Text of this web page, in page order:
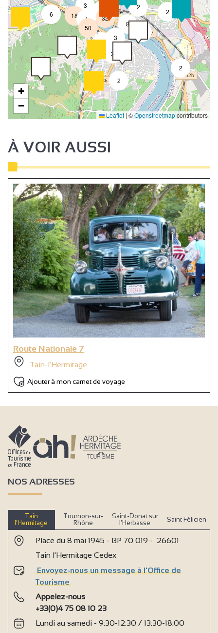
2
2
2
2
2
8
6
3
4
18
2
8
3
50
32
+
−
Leaflet | ©Openstreetmapcontributors
À VOIR AUSSI
Route Nationale 7
Tain-l'Hermitage
Ajouter à mon carnet de voyage
NOS ADRESSES
Tain
l’Hermitage
Tournon-sur-
Rhône
Saint-Donat sur
l’Herbasse
Saint Félicien
Place du 8 mai 1945 - BP 70 019 - 26601
Tain l'Hermitage Cedex
Envoyez-nous un message à l'Office de
Tourisme
Appelez-nous
+33(0)4 75 08 10 23
Lundi au samedi - 9:30-12:30 / 13:30-18:00